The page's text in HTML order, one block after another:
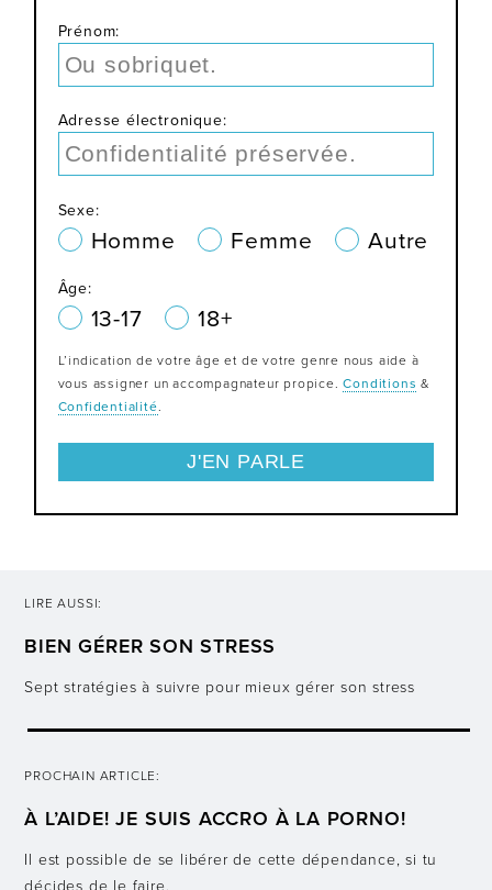
Prénom:
Adresse électronique:
Sexe:
Homme Femme Autre
Âge:
13-17 18+
L’indication de votre âge et de votre genre nous aide à
vous assigner un accompagnateur propice.Conditions &
Confidentialité.
LIRE AUSSI:
BIEN GÉRER SON STRESS
Sept stratégies à suivre pour mieux gérer son stress
PROCHAIN ARTICLE:
À L’AIDE! JE SUIS ACCRO À LA PORNO!
Il est possible de se libérer de cette dépendance, si tu
décides de le faire.